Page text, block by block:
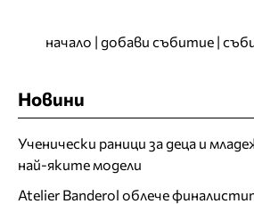
начало | добави събитие |
Новини
Ученически раници за деца и
най-яките модели
Atelier Banderol облече